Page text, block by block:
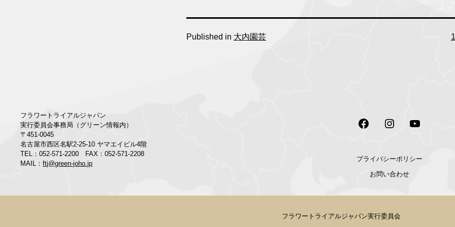
Published in 大内園芸
フラワートライアルジャパン
実行委員会事務局（グリーン情報内）
〒451-0045
名古屋市西区名駅2-25-10 ヤマエイビル4階
TEL：052-571-2200 FAX：052-571-2208
MAIL：ftj@green-joho.jp
Facebook Instagram
プライバシーポリシー
お問い合わせ
フラワートライアルジャパン実行委員会